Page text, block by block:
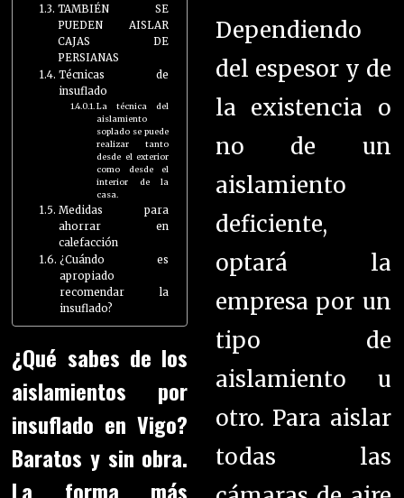
TAMBIÉN SE
PUEDEN AISLAR
CAJAS DE
PERSIANAS
Técnicas de
insuflado
La técnica del
aislamiento
soplado se puede
realizar tanto
desde el exterior
como desde el
interior de la
casa.
Medidas para
ahorrar en
calefacción
¿Cuándo es
apropiado
recomendar la
insuflado?
¿Qué sabes de los
aislamientos por
insuflado en Vigo?
Baratos y sin obra.
La forma más
Dependiendo
del espesor y de
la existencia o
no de un
aislamiento
deficiente,
optará la
empresa por un
tipo de
aislamiento u
otro. Para aislar
todas las